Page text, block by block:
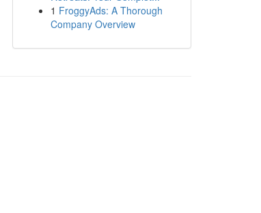
1 FroggyAds: A Thorough
Company Overview